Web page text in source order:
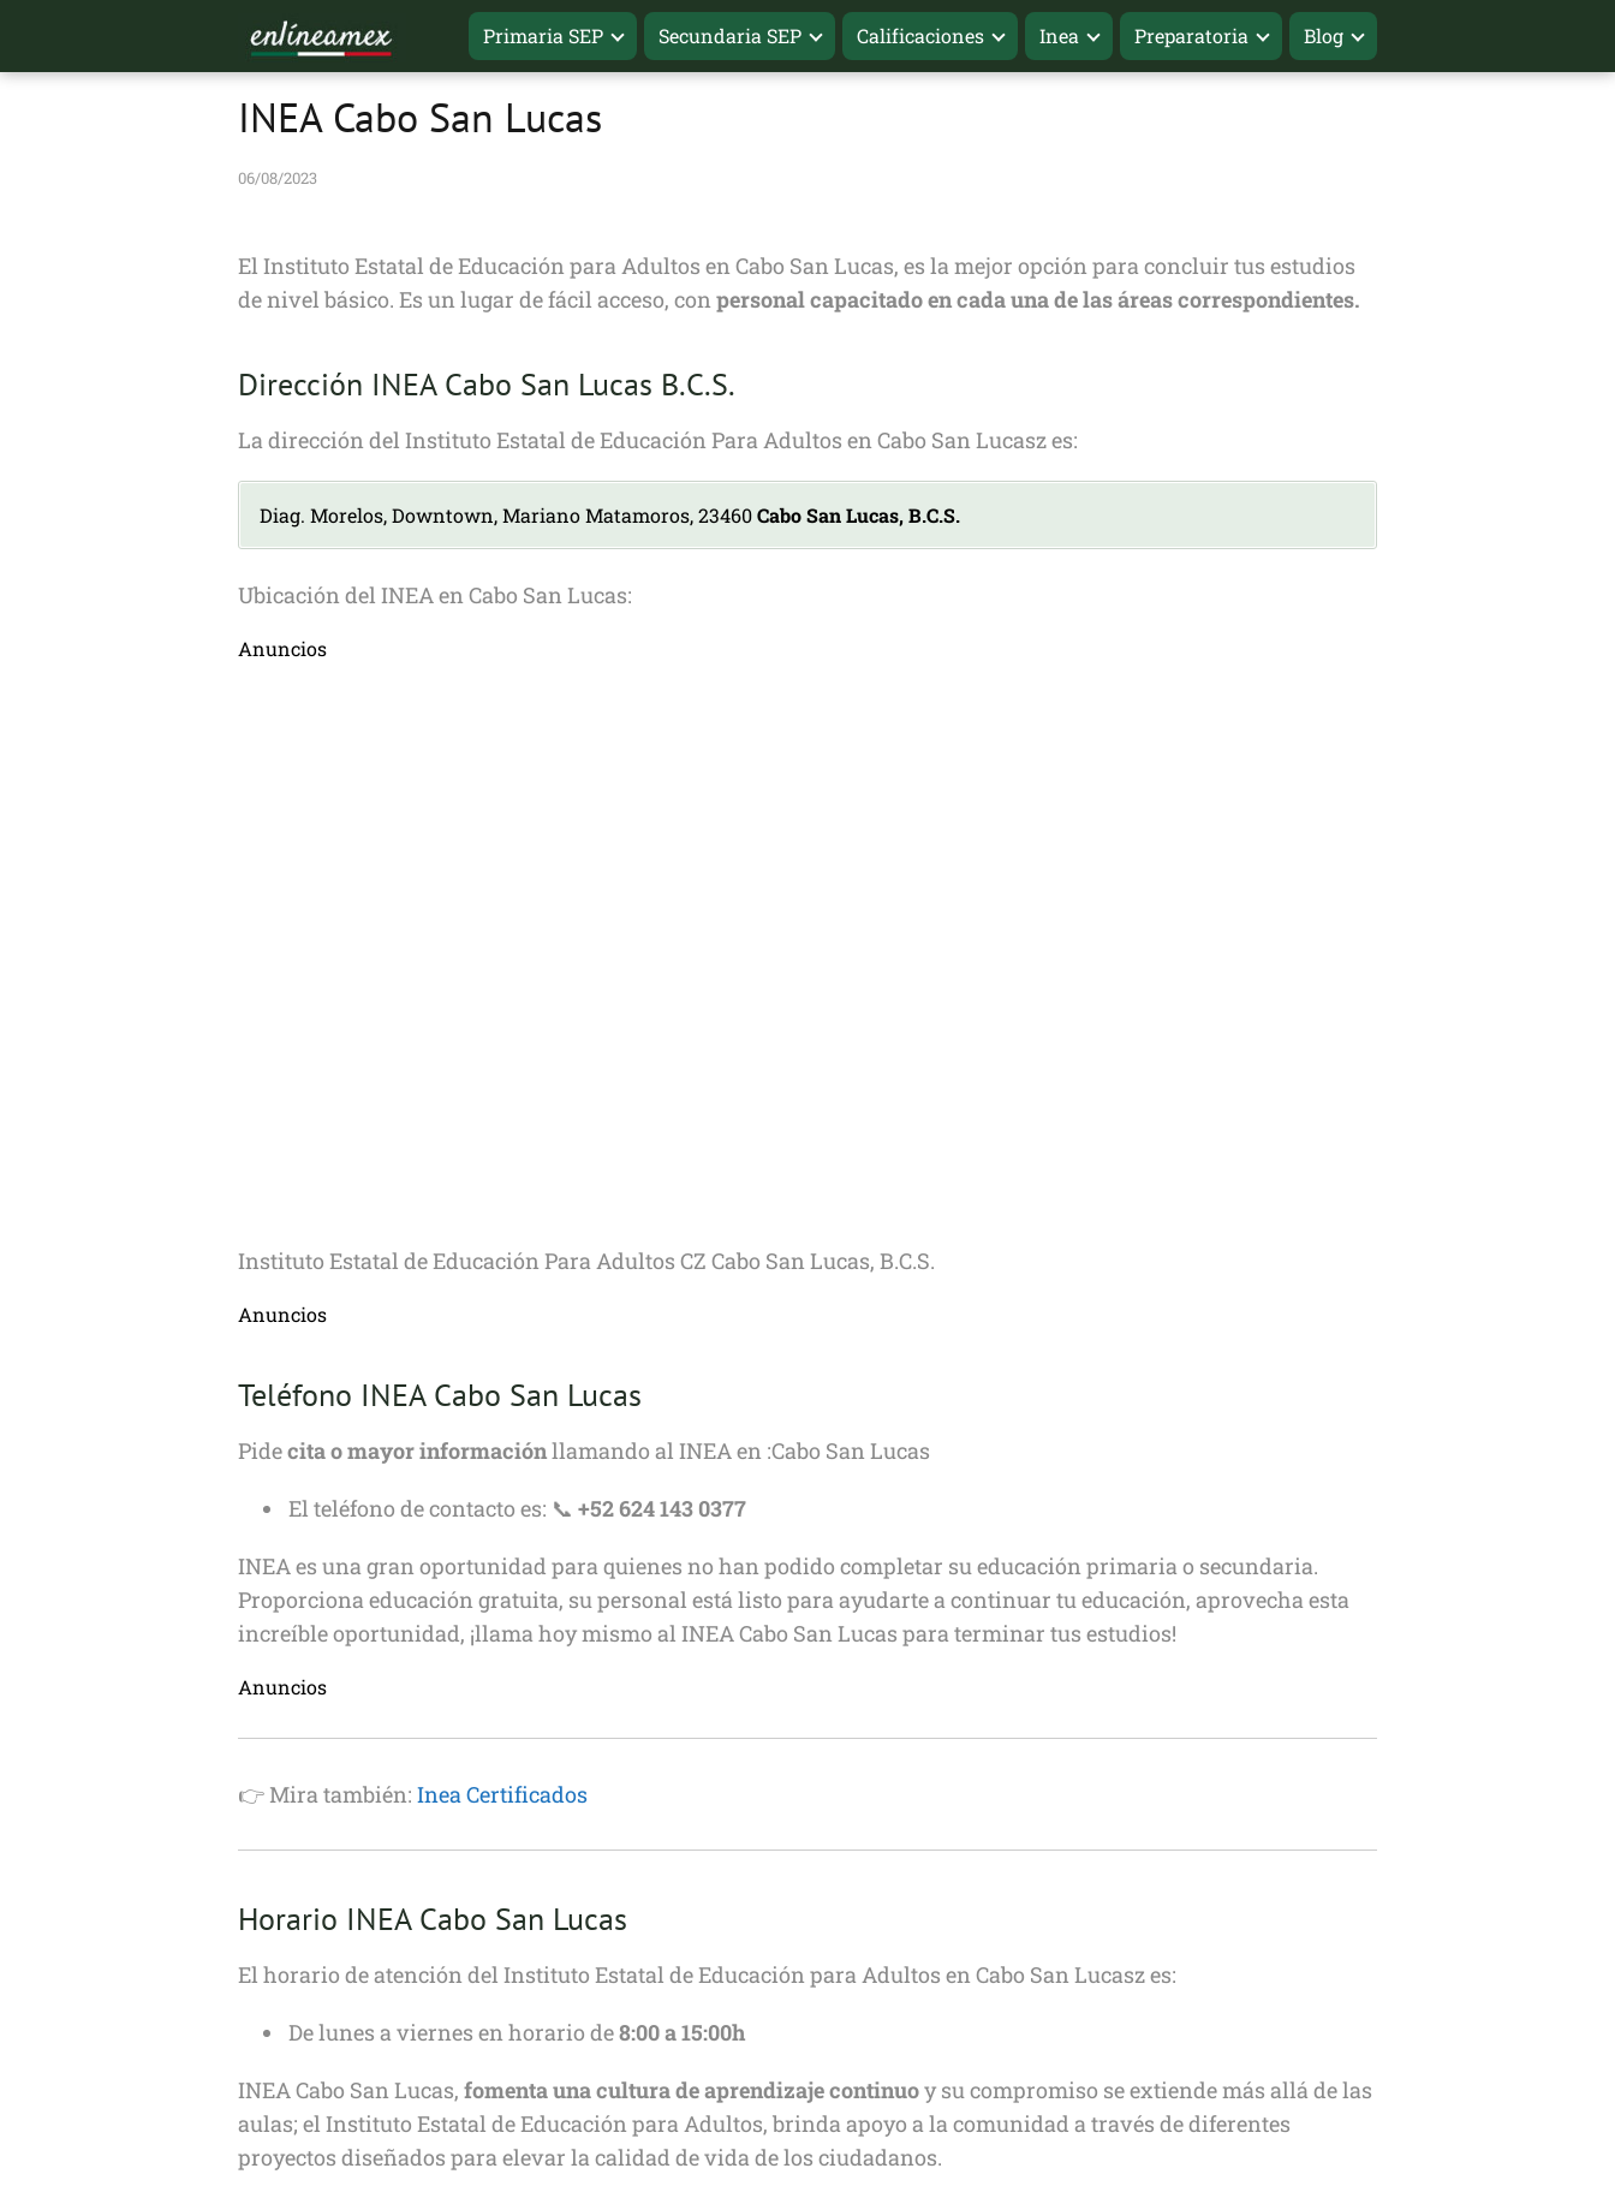
Primaria SEP Secundaria SEP Calificaciones Inea Preparatoria Blog
INEA Cabo San Lucas
06/08/2023
El Instituto Estatal de Educación para Adultos en Cabo San Lucas, es la mejor opción para concluir tus estudios
de nivel básico. Es un lugar de fácil acceso, conpersonal capacitado en cada una de las áreas correspondientes.
Dirección INEA Cabo San Lucas B.C.S.
La dirección del Instituto Estatal de Educación Para Adultos en Cabo San Lucasz es:
Diag. Morelos, Downtown, Mariano Matamoros, 23460Cabo San Lucas, B.C.S.
Ubicación del INEA en Cabo San Lucas:
Anuncios
Instituto Estatal de Educación Para Adultos CZ Cabo San Lucas, B.C.S.
Anuncios
Teléfono INEA Cabo San Lucas
Pidecita o mayor informaciónllamando al INEA en :Cabo San Lucas
El teléfono de contacto es: 📞 +52 624 143 0377
INEA es una gran oportunidad para quienes no han podido completar su educación primaria o secundaria.
Proporciona educación gratuita, su personal está listo para ayudarte a continuar tu educación, aprovecha esta
increíble oportunidad, ¡llama hoy mismo al INEA Cabo San Lucas para terminar tus estudios!
Anuncios
👉 Mira también: Inea Certificados
Horario INEA Cabo San Lucas
El horario de atención del Instituto Estatal de Educación para Adultos en Cabo San Lucasz es:
De lunes a viernes en horario de8:00 a 15:00h
INEA Cabo San Lucas, fomenta una cultura de aprendizaje continuoy su compromiso se extiende más allá de las
aulas; el Instituto Estatal de Educación para Adultos, brinda apoyo a la comunidad a través de diferentes
proyectos diseñados para elevar la calidad de vida de los ciudadanos.